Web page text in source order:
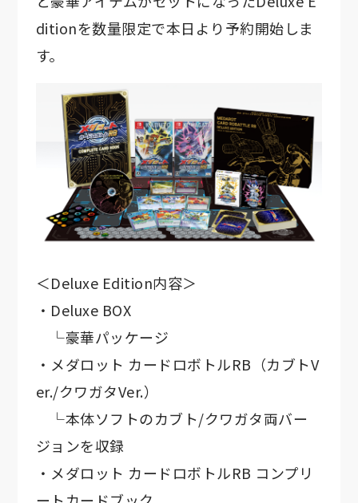
ditionを数量限定で本日より予約開始しま
す。
＜Deluxe Edition内容＞
・Deluxe BOX
└豪華パッケージ
・メダロット カードロボトルRB（カブトV
er./クワガタVer.）
└本体ソフトのカブト/クワガタ両バー
ジョンを収録
・メダロット カードロボトルRB コンプリ